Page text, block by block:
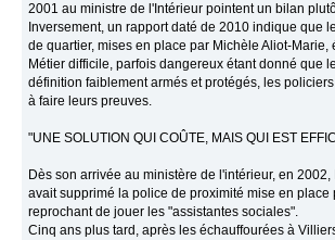
2001 au ministre de l'Intérieur pointent un bilan
Inversement, un rapport daté de 2010 indique que
de quartier, mises en place par Michèle Aliot-Marie,
Métier difficile, parfois dangereux étant donné que
définition faiblement armés et protégés, les
à faire leurs preuves.
"UNE SOLUTION QUI COÛTE, MAIS QUI EST
Dès son arrivée au ministère de l'intérieur, en
avait supprimé la police de proximité mise en place
reprochant de jouer les "assistantes sociales".
Cinq ans plus tard, après les échauffourées à